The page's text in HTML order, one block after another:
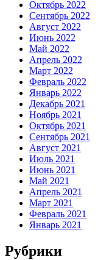
Октябрь 2022
Сентябрь 2022
Август 2022
Июнь 2022
Май 2022
Апрель 2022
Март 2022
Февраль 2022
Январь 2022
Декабрь 2021
Ноябрь 2021
Октябрь 2021
Сентябрь 2021
Август 2021
Июль 2021
Июнь 2021
Май 2021
Апрель 2021
Март 2021
Февраль 2021
Январь 2021
Рубрики